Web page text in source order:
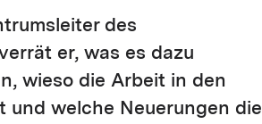
des
er, was es dazu
wieso die Arbeit in den
und welche Neuerungen die